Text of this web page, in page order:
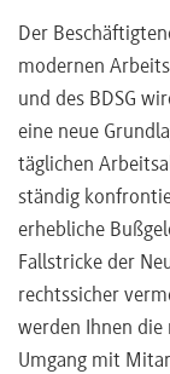
Der
modernen
und des BDSG
eine neue
täglichen
ständig
erhebliche
Fallstricke der
rechtssicher
werden Ihnen die
Umgang mit